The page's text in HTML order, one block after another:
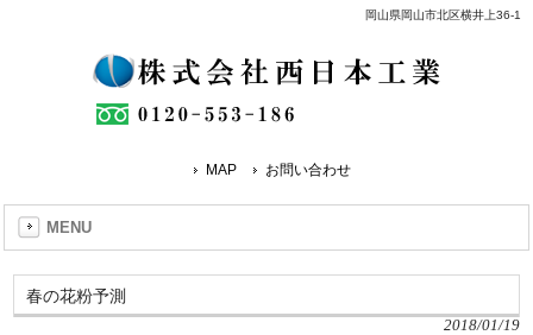
岡山県岡山市北区横井上36-1
MAP お問い合わせ
MENU
春の花粉予測
2018/01/19